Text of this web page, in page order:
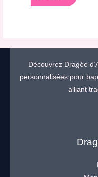
Découvrez Dragée
personnalisées pour
alliant